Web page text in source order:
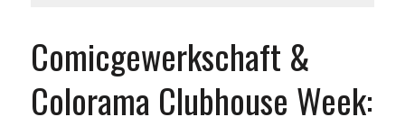
Comicgewerkschaft &
Colorama Clubhouse Week: